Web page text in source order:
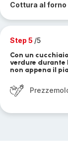
Cottura al forno
Step 5 /5
Con un
verdure durante
non appena il